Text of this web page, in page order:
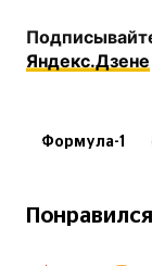
Яндекс.Дзене
Формула-1
Ред Булл